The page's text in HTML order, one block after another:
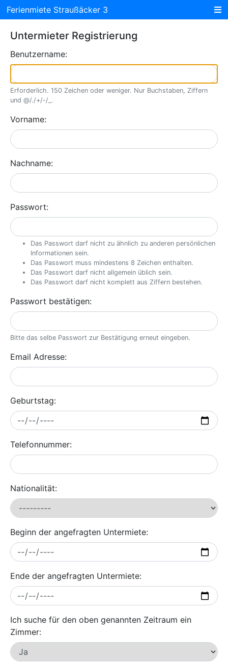
Ferienmiete Straußäcker 3
Untermieter Registrierung
Benutzername:
Erforderlich. 150 Zeichen oder weniger. Nur Buchstaben, Ziffern
und @/./+/-/_.
Vorname:
Nachname:
Passwort:
Das Passwort darf nicht zu ähnlich zu anderen persönlichen
Informationen sein.
Das Passwort muss mindestens 8 Zeichen enthalten.
Das Passwort darf nicht allgemein üblich sein.
Das Passwort darf nicht komplett aus Ziffern bestehen.
Passwort bestätigen:
Bitte das selbe Passwort zur Bestätigung erneut eingeben.
Email Adresse:
Geburtstag:
Telefonnummer:
Nationalität:
Beginn der angefragten Untermiete:
Ende der angefragten Untermiete:
Ich suche für den oben genannten Zeitraum ein
Zimmer: